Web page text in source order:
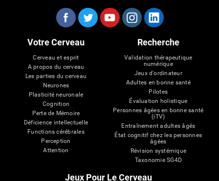
Votre Cerveau
Cerveau et esprit
A propos du cerveau
Les parties du cerveau
Neurones
Plasticité neuronale
Cognition
Perte de Mémoire
Déficience intellectuelle
Functions cérébrales
Perception
Attention
Recherche
Validation thérapeutique
numérique
Jeux d'ordinateur
Adultes en bonne santé
Pilotes
Évaluation holistique
Personnes âgées en bonne santé
(iTV)
Entraînement adultes âgés
État cognitif chez les personnes
âgées
Révision systémique
Taxonomie SG4D
Jeux Pour Le Cerveau